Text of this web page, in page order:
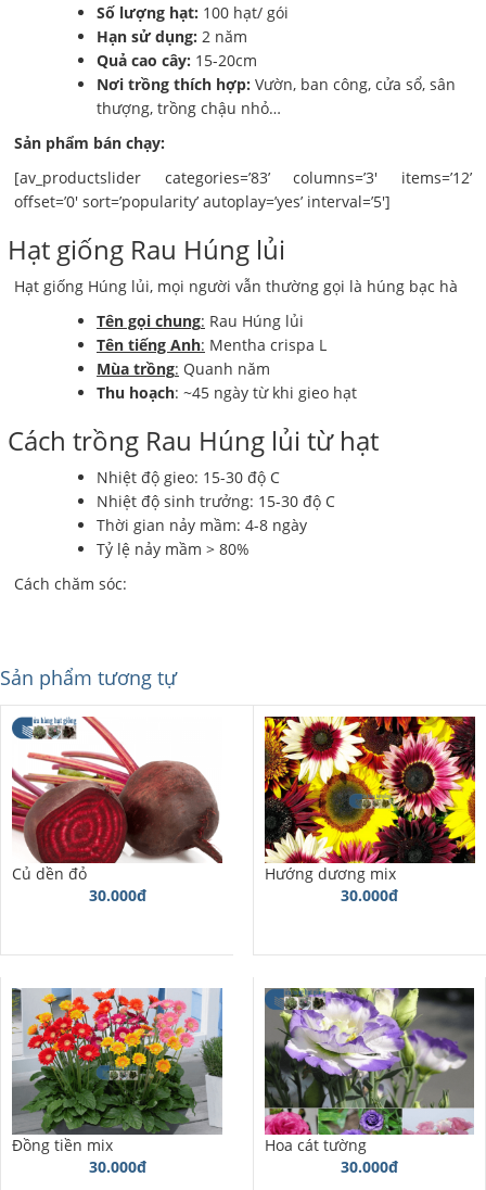
Số lượng hạt: 100 hạt/ gói
Hạn sử dụng: 2 năm
Quả cao cây: 15-20cm
Nơi trồng thích hợp: Vườn, ban công, cửa sổ, sân
thượng, trồng chậu nhỏ…
Sản phẩm bán chạy:
[av_productslider categories=’83’ columns=’3′ items=’12’
offset=’0′ sort=’popularity’ autoplay=’yes’ interval=’5′]
Hạt giống Rau Húng lủi
Hạt giống Húng lủi, mọi người vẫn thường gọi là húng bạc hà
Tên gọi chung: Rau Húng lủi
Tên tiếng Anh: Mentha crispa L
Mùa trồng: Quanh năm
Thu hoạch: ~45 ngày từ khi gieo hạt
Cách trồng Rau Húng lủi từ hạt
Nhiệt độ gieo: 15-30 độ C
Nhiệt độ sinh trưởng: 15-30 độ C
Thời gian nảy mầm: 4-8 ngày
Tỷ lệ nảy mầm > 80%
Cách chăm sóc:
Sản phẩm tương tự
Củ dền đỏ
30.000đ
Hướng dương mix
30.000đ
Đồng tiền mix
30.000đ
Hoa cát tường
30.000đ